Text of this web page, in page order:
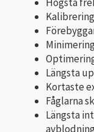
Längsta
Kortaste
Fåglarna
Längsta